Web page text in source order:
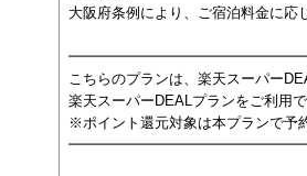
大阪府条例により、ご宿泊料金に応
こちらのプランは、楽天スーパー
楽天スーパーDEALプランをご利用
※ポイント還元対象は本プランで予